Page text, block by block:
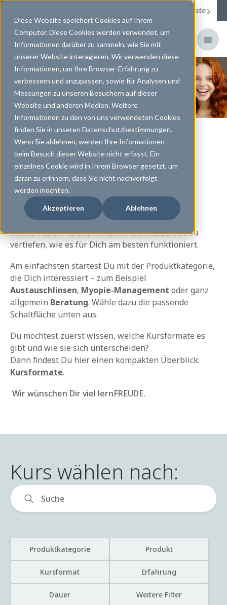
Diese Website speichert Cookies auf Ihrem
Computer. Diese Cookies werden verwendet, um
Informationen darüber zu sammeln, wie Sie mit
unserer Website interagieren. Wir verwenden diese
Informationen, um Ihre Browser-Erfahrung zu
verbessern und anzupassen, sowie für Analysen und
Messungen zu unseren Besuchern auf dieser
Website und anderen Medien. Weitere
Informationen zu den von uns verwendeten Cookies
finden Sie in unseren Datenschutzbestimmungen.
Wenn Sie ablehnen, werden Ihre Informationen
beim Besuch dieser Website nicht erfasst. Ein
einzelnes Cookie wird in Ihrem Browser gesetzt, um
daran zu erinnern, dass Sie nicht nachverfolgt
werden möchten.
Akzeptieren Ablehnen
Corporate
Erlebe kontaktlinsenFREUDE
mit der Menicon Academy!
In der Menicon Academy findest Du genau die
Lernangebote, die zu Deinem Alltag passen.
Verschiedene Kursformate und Erfahrungslevel
machen es Dir leicht, kontaktlinsenWISSEN so zu
vertiefen, wie es für Dich am besten funktioniert.
Am einfachsten startest Du mit der Produktkategorie,
die Dich interessiert – zum Beispiel
Austauschlinsen, Myopie-Management oder ganz
allgemein Beratung. Wähle dazu die passende
Schaltfläche unten aus.
Du möchtest zuerst wissen, welche Kursformate es
gibt und wie sie sich unterscheiden?
Dann findest Du hier einen kompakten Überblick:
Kursformate.
Wir wünschen Dir viel lernFREUDE.
Kurs wählen nach:
Produktkategorie Produkt
Kursformat Erfahrung
Dauer Weitere Filter